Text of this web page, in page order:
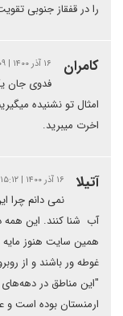
را در قفقاز جنوبی
کامران ۱۶ آذر ۱۴۰۰ | ۱۵:۰۹
فدوی جان
امثال تو نشنیده
اخرت میبرید.
آتیلا ۱۶ آذر ۱۴۰۰ | ۱۵:۱۲
نمی دانم چرا
آب شنا کنند. این همه
همین سایت هنوز مایه
غوطه ور باشند و از
"این مناطق در